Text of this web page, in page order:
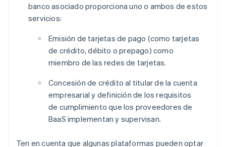
banco asociado proporciona uno o ambos de estos
servicios:
Emisión de tarjetas de pago (como tarjetas
de crédito, débito o prepago) como
miembro de las redes de tarjetas.
Concesión de crédito al titular de la cuenta
empresarial y definición de los requisitos
de cumplimiento que los proveedores de
BaaS implementan y supervisan.
Ten en cuenta que algunas plataformas pueden optar